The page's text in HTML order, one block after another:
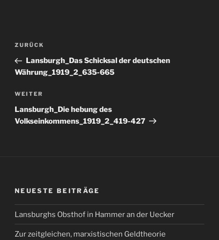
Beitragsnavigation
Vorheriger
Beitrag
ZURÜCK
Lansburgh_Das Schicksal der deutschen
Währung_1919_2_635-665
Nächster
Beitrag
WEITER
Lansburgh_Die hebung des
Volkseinkommens_1919_2_419-427
NEUESTE BEITRÄGE
Lansburghs Obsthof in Hammer an der Uecker
Zur zeitgleichen, marxistischen Geldtheorie